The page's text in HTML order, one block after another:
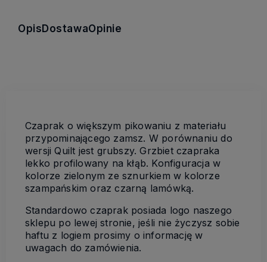
OpisDostawaOpinie
Czaprak o większym pikowaniu z materiału
przypominającego zamsz. W porównaniu do
wersji Quilt jest grubszy. Grzbiet czapraka
lekko profilowany na kłąb. Konfiguracja w
kolorze zielonym ze sznurkiem w kolorze
szampańskim oraz czarną lamówką.
Standardowo czaprak posiada logo naszego
sklepu po lewej stronie, jeśli nie życzysz sobie
haftu z logiem prosimy o informację w
uwagach do zamówienia.